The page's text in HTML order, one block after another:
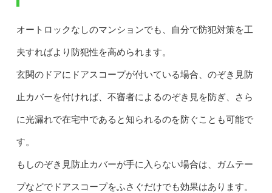
オートロックなしのマンションでも、自分で防犯対策を工
夫すればより防犯性を高められます。
玄関のドアにドアスコープが付いている場合、のぞき見防
止カバーを付ければ、不審者によるのぞき見を防ぎ、さら
に光漏れで在宅中であると知られるのを防ぐことも可能で
す。
もしのぞき見防止カバーが手に入らない場合は、ガムテー
プなどでドアスコープをふさぐだけでも効果はあります。